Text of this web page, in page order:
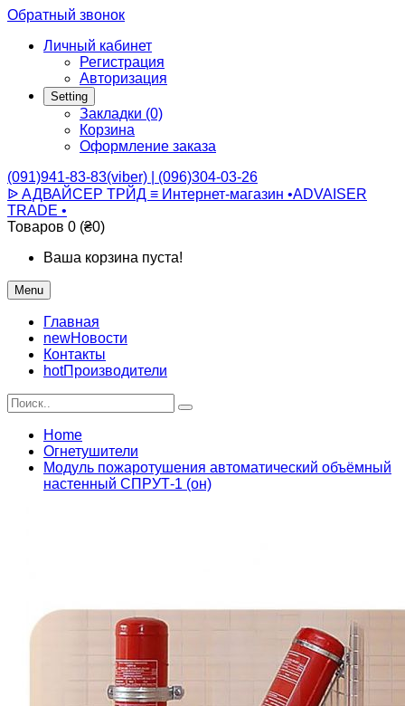
Обратный звонок
Личный кабинет
Регистрация
Авторизация
Setting
Закладки (0)
Корзина
Оформление заказа
(091)941-83-83(viber) | (096)304-03-26
ᐉ АДВАЙСЕР ТРЙД ≡ Интернет-магазин •ADVAISER
TRADE •
Товаров 0 (₴0)
Ваша корзина пуста!
Menu
Главная
newНовости
Контакты
hotПроизводители
Home
Огнетушители
Модуль пожаротушения автоматический объёмный
настенный СПРУТ-1 (он)